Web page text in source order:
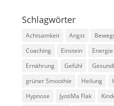
Schlagwörter
Achtsamkeit Angst
Coaching
Einstein Energie
Ernährung
Gefühl
grüner Smoothie
Heilung
Hypnose
JyotiMa Flak